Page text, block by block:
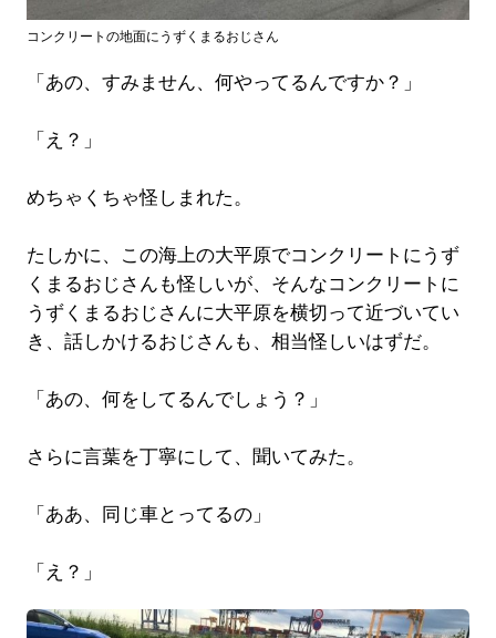
コンクリートの地面にうずくまるおじさん
「あの、すみません、何やってるんですか？」
「え？」
めちゃくちゃ怪しまれた。
たしかに、この海上の大平原でコンクリートにうず
くまるおじさんも怪しいが、そんなコンクリートに
うずくまるおじさんに大平原を横切って近づいてい
き、話しかけるおじさんも、相当怪しいはずだ。
「あの、何をしてるんでしょう？」
さらに言葉を丁寧にして、聞いてみた。
「ああ、同じ車とってるの」
「え？」